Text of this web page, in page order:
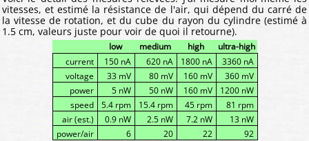
vitesses, et estimé la résistance de l'air, qui dépend du carré de
la vitesse de rotation, et du cube du rayon du cylindre (estimé à
1.5 cm, valeurs juste pour voir de quoi il retourne).
low medium high
ultra-high
current
150 nA 620 nA 1800 nA
3360 nA
voltage
33 mV 80 mV 160 mV
360 mV
power
5 nW 50 nW 160 mV
1200 nW
speed
5.4 rpm 15.4 rpm 45 rpm
81 rpm
air (est.)
0.9 nW 2.5 nW 7.2 nW
13 nW
power/air
6 20 22 92